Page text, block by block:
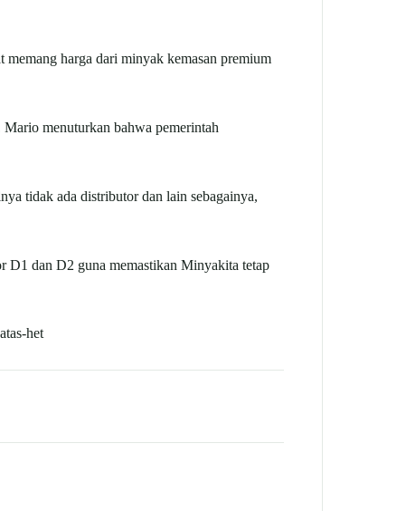
harga dari minyak kemasan premium
menuturkan bahwa pemerintah
tidak ada distributor dan lain sebagainya,
D1 dan D2 guna memastikan Minyakita tetap
het